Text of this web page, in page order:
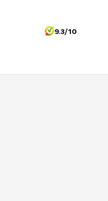
9.3/10